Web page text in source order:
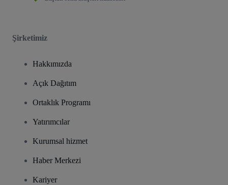
Şirketimiz
Hakkımızda
Açık Dağıtım
Ortaklık Programı
Yatırımcılar
Kurumsal hizmet
Haber Merkezi
Kariyer